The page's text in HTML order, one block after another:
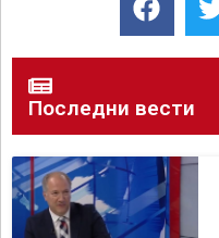
Последни вести